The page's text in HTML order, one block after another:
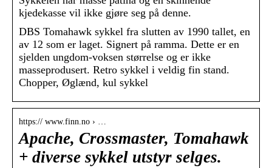
kjedekasse vil ikke gjøre seg på denne.
DBS Tomahawk sykkel fra slutten av 1990 tallet, en
av 12 som er laget. Signert på ramma. Dette er en
sjelden ungdom-voksen størrelse og er ikke
masseprodusert. Retro sykkel i veldig fin stand.
Chopper, Øglænd, kul sykkel
https:// www.finn.no › …
Apache, Crossmaster, Tomahawk
+ diverse sykkel utstyr selges.